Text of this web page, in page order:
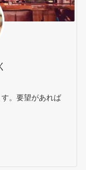
。要望があれば